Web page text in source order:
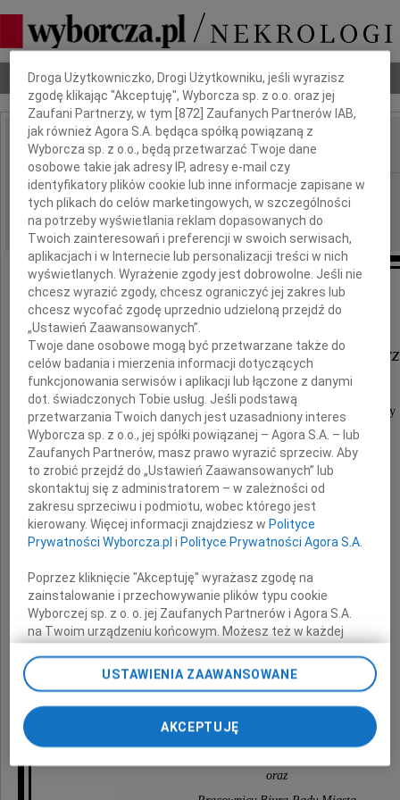
Nekrologi Odeszli Poradnik pogrzebowy
IMIĘ I NAZWISKO:
REGION: Bydgoszcz
DATA EMISJI: 04.03.2016
Radnej Miasta Bydgoszczy
Bernadecie Różańskiej -
wyrazy głębokiego współczucia i słowa otuchy
z powodu śmierci
Męża
składają
dr Zbigniew Sobociński
Przewodniczący Rady Miasta Bydgoszczy,
Prezydent Miasta Bydgoszczy
Radni Miasta Bydgoszczy
oraz
Dbamy o Twoją prywatność
Droga Użytkowniczko, Drogi Użytkowniku, jeśli wyrazisz
zgodę klikając "Akceptuję", Wyborcza sp. z o.o. oraz jej
Zaufani Partnerzy, w tym [872 ] Zaufanych Partnerów IAB,
jak również Agora S.A. będąca spółką powiązaną z
Wyborcza sp. z o.o., będą przetwarzać Twoje dane
osobowe takie jak adresy IP, adresy e-mail czy
identyfikatory plików cookie lub inne informacje zapisane w
tych plikach do celów marketingowych, w szczególności
na potrzeby wyświetlania reklam dopasowanych do
Twoich zainteresowań i preferencji w swoich serwisach,
aplikacjach i w Internecie lub personalizacji treści w nich
wyświetlanych. Wyrażenie zgody jest dobrowolne. Jeśli nie
chcesz wyrazić zgody, chcesz ograniczyć jej zakres lub
chcesz wycofać zgodę uprzednio udzieloną przejdź do
„Ustawień Zaawansowanych”.
Twoje dane osobowe mogą być przetwarzane także do
celów badania i mierzenia informacji dotyczących
funkcjonowania serwisów i aplikacji lub łączone z danymi
dot. świadczonych Tobie usług. Jeśli podstawą
przetwarzania Twoich danych jest uzasadniony interes
Wyborcza sp. z o.o., jej spółki powiązanej – Agora S.A. – lub
Zaufanych Partnerów, masz prawo wyrazić sprzeciw. Aby
to zrobić przejdź do „Ustawień Zaawansowanych” lub
skontaktuj się z administratorem – w zależności od
zakresu sprzeciwu i podmiotu, wobec którego jest
kierowany. Więcej informacji znajdziesz w Polityce
Prywatności Wyborcza.pl i Polityce Prywatności Agora S.A.
Poprzez kliknięcie "Akceptuję" wyrażasz zgodę na
zainstalowanie i przechowywanie plików typu cookie
Wyborczej sp. z o. o. jej Zaufanych Partnerów i Agora S.A.
na Twoim urządzeniu końcowym. Możesz też w każdej
ponownie wywołując narzędzie do zarządzania Twoimi
preferencjami dot. przetwarzania danych poprzez
odnośnik „Ustawienia prywatności” w stopce serwisu i
przechodząc do sekcji „Ustawienia zaawansowane”.
Zmiana ustawień plików cookie możliwa jest także za
USTAWIENIA ZAAWANSOWANE
AKCEPTUJĘ